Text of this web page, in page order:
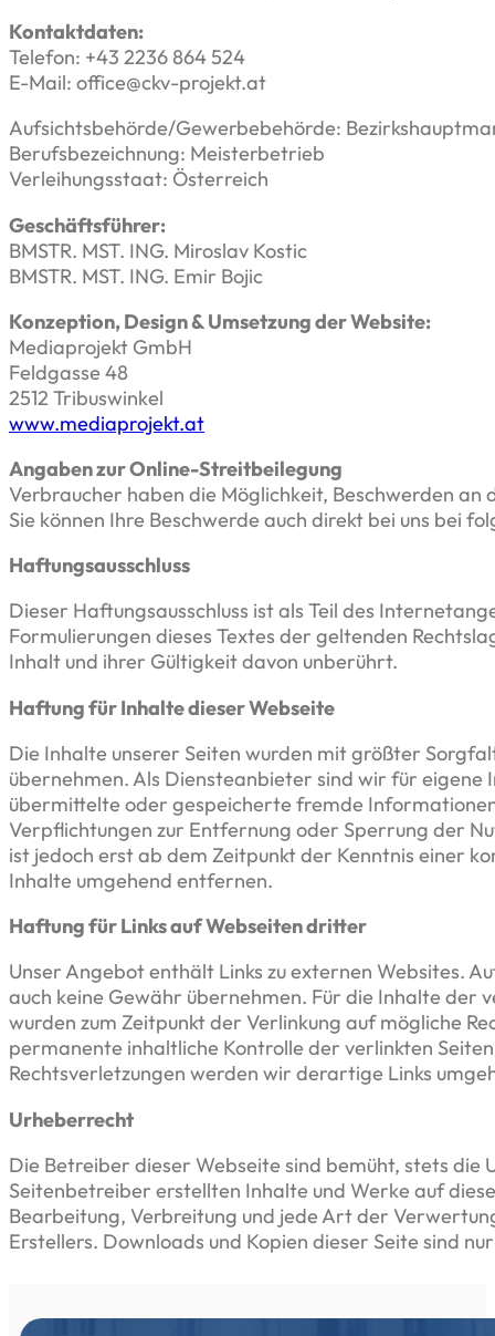
Kontaktdaten:
Telefon: +43 2236 864 524
E-Mail: office@ckv-projekt.at
Aufsichtsbehörde/Gewerbebehörde:
Berufsbezeichnung: Meisterbetrieb
Verleihungsstaat: Österreich
Geschäftsführer:
BMSTR. MST. ING. Miroslav Kostic
BMSTR. MST. ING. Emir Bojic
Konzeption, Design & Umsetzung der Website:
Mediaprojekt GmbH
Feldgasse 48
2512 Tribuswinkel
www.mediaprojekt.at
Angaben zur Online-Streitbeilegung
Verbraucher haben die Möglichkeit, Beschwerden
Sie können Ihre Beschwerde auch direkt bei uns bei
Haftungsausschluss
Dieser Haftungsausschluss ist als Teil des
Formulierungen dieses Textes der geltenden
Inhalt und ihrer Gültigkeit davon unberührt.
Haftung für Inhalte dieser Webseite
Die Inhalte unserer Seiten wurden mit größter
übernehmen. Als Diensteanbieter sind wir für
übermittelte oder gespeicherte fremde
Verpflichtungen zur Entfernung oder Sperrung der
ist jedoch erst ab dem Zeitpunkt der Kenntnis einer
Inhalte umgehend entfernen.
Haftung für Links auf Webseiten dritter
Unser Angebot enthält Links zu externen Websites.
auch keine Gewähr übernehmen. Für die Inhalte
wurden zum Zeitpunkt der Verlinkung auf mögliche
permanente inhaltliche Kontrolle der verlinkten
Rechtsverletzungen werden wir derartige Links
Urheberrecht
Die Betreiber dieser Webseite sind bemüht, stets
Seitenbetreiber erstellten Inhalte und Werke auf
Bearbeitung, Verbreitung und jede Art der
Erstellers. Downloads und Kopien dieser Seite sind